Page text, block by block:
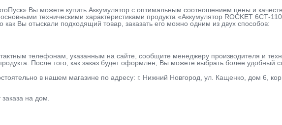
Вы можете купить Аккумулятор с оптимальным соотношением цены и
техническими характеристиками продукта «Аккумулятор ROCKET 6СТ-
как Вы отыскали подходящий товар, заказать его можно одним из двух способов:
телефонам, указанным на сайте, сообщите менеджеру производителя и
После того, как заказ будет оформлен, Вы можете выбрать более удобный
в нашем магазине по адресу: г. Нижний Новгород, ул. Кащенко, дом 6,
на дом.